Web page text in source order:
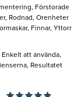
Förstorade
Rodnad, Orenheter
Finnar, Yttorr
Enkelt att använda,
Resultatet